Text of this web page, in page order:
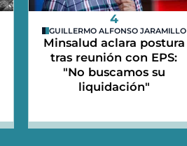
4
GUILLERMO ALFONSO JARAMILLO
Minsalud aclara postura
tras reunión con EPS:
"No buscamos su
liquidación"